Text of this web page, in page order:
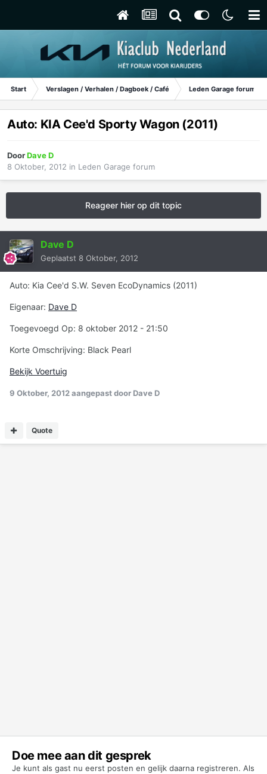
Start Verslagen / Verhalen / Dagboek / Café Leden Garage forum
Auto: KIA Cee'd Sporty Wagon (2011)
DoorDave D
8 Oktober, 2012 in Leden Garage forum
Reageer hier op dit topic
Dave D
Geplaatst 8 Oktober, 2012
Auto: Kia Cee'd S.W. Seven EcoDynamics (2011)
Eigenaar: Dave D
Toegevoegd Op: 8 oktober 2012 - 21:50
Korte Omschrijving: Black Pearl
Bekijk Voertuig
9 Oktober, 2012aangepast door Dave D
Quote
Doe mee aan dit gesprek
Je kunt als gast nu eerst posten en gelijk daarna registreren. Als